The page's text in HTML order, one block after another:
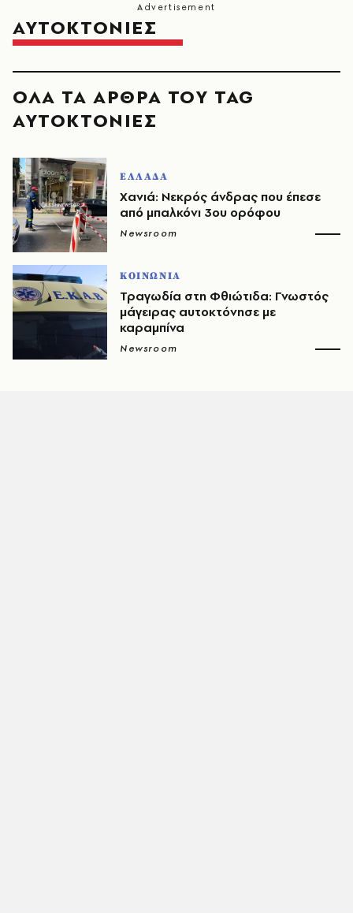
ΑΥΤΟΚΤΟΝΙΕΣ
ΟΛΑ ΤΑ ΑΡΘΡΑ ΤΟΥ TAG
ΑΥΤΟΚΤΟΝΙΕΣ
ΕΛΛΑΔΑ
Χανιά: Νεκρός άνδρας που έπεσε
από μπαλκόνι 3ου ορόφου
Newsroom
ΚΟΙΝΩΝΙΑ
Τραγωδία στη Φθιώτιδα: Γνωστός
μάγειρας αυτοκτόνησε με
καραμπίνα
Newsroom